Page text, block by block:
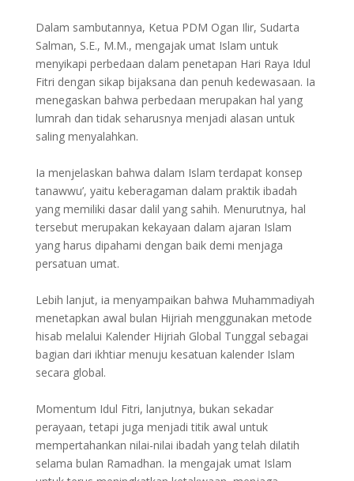
Dalam sambutannya, Ketua PDM Ogan Ilir, Sudarta
Salman, S.E., M.M., mengajak umat Islam untuk
menyikapi perbedaan dalam penetapan Hari Raya Idul
Fitri dengan sikap bijaksana dan penuh kedewasaan. Ia
menegaskan bahwa perbedaan merupakan hal yang
lumrah dan tidak seharusnya menjadi alasan untuk
saling menyalahkan.
Ia menjelaskan bahwa dalam Islam terdapat konsep
tanawwu’, yaitu keberagaman dalam praktik ibadah
yang memiliki dasar dalil yang sahih. Menurutnya, hal
tersebut merupakan kekayaan dalam ajaran Islam
yang harus dipahami dengan baik demi menjaga
persatuan umat.
Lebih lanjut, ia menyampaikan bahwa Muhammadiyah
menetapkan awal bulan Hijriah menggunakan metode
hisab melalui Kalender Hijriah Global Tunggal sebagai
bagian dari ikhtiar menuju kesatuan kalender Islam
secara global.
Momentum Idul Fitri, lanjutnya, bukan sekadar
perayaan, tetapi juga menjadi titik awal untuk
mempertahankan nilai-nilai ibadah yang telah dilatih
selama bulan Ramadhan. Ia mengajak umat Islam